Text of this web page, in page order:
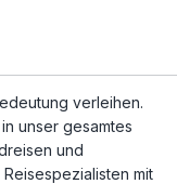
verleihen.
unser gesamtes
und
mit